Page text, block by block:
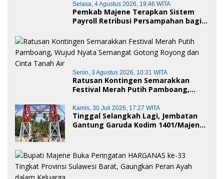
Selasa, 4 Agustus 2026, 19:46 WITA
Pemkab Majene Terapkan Sistem
Payroll Retribusi Persampahan bagi
Publik
Senin, 3 Agustus 2026, 10:31 WITA
Ratusan Kontingen Semarakkan
Festival Merah Putih Pamboang,
Royong dan Cinta Tanah Air
Kamis, 30 Juli 2026, 17:27 WITA
Tinggal Selangkah Lagi, Jembatan
Gantung Garuda Kodim 1401/Majene